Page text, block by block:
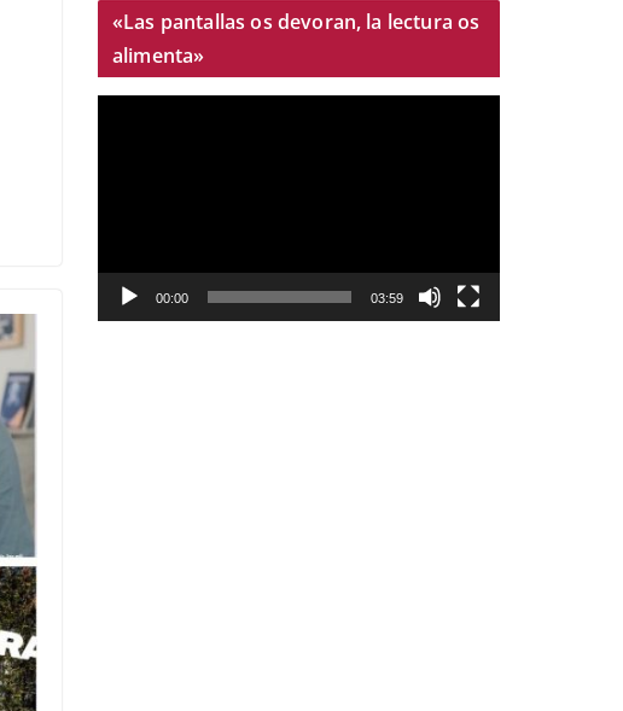
«Las pantallas os devoran, la lectura os
alimenta»
c
00:00 03:59